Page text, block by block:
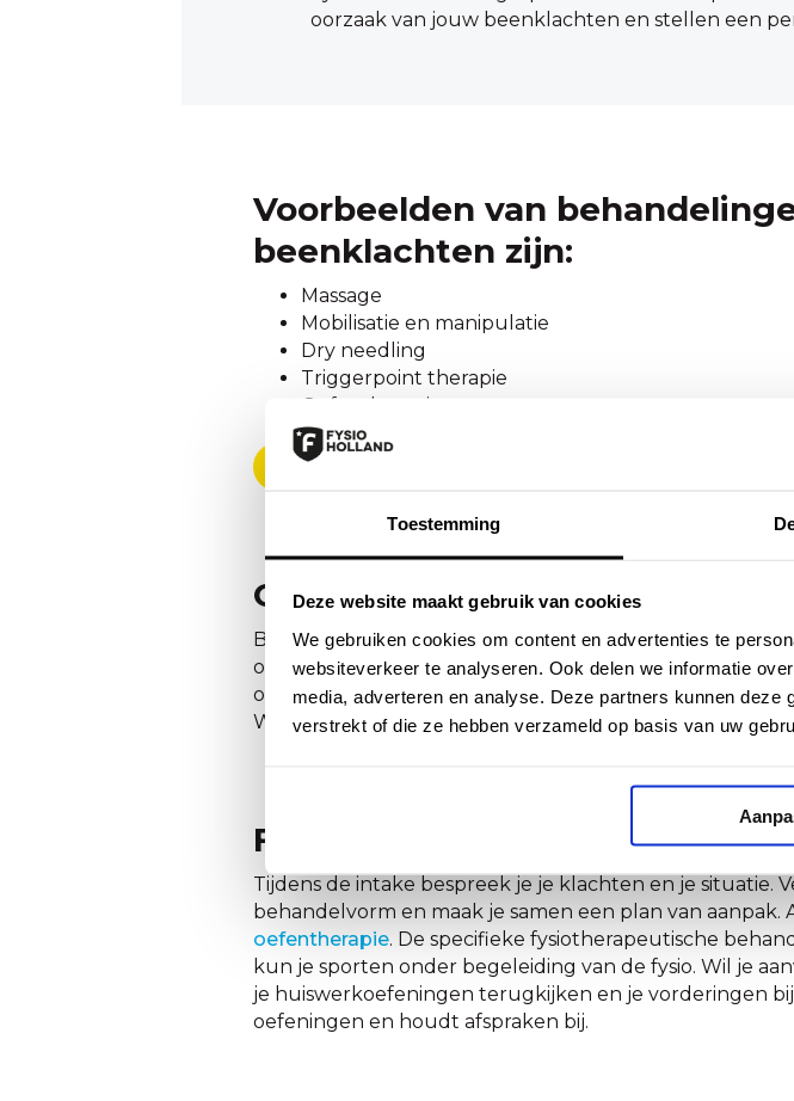
Toestemming
Deze website maakt gebruik van cookies
We gebruiken cookies om content en advertenties te
websiteverkeer te analyseren. Ook delen we informatie
media, adverteren en analyse. Deze partners kunnen
verstrekt of die ze hebben verzameld op basis van uw
oorzaak van jouw beenklachten en stellen een
Voorbeelden van
beenklachten zijn:
Massage
Mobilisatie en manipulatie
Dry needling
Triggerpoint therapie
Oefentherapie
Zoek een praktijk in de buurt
Oorzaken beenklachten
Beenklachten kunnen uiteenlopende oorzaken
overbelasting.Maar ookartroseof aderverkalkingkan
oorzaken zijn van beenklachten, kunnen we zonder je
We raden je aan een afspraak te maken met de
Fysiotherapie bij beenklachten
Tijdens de intake bespreek je je klachten en je situatie.
behandelvorm en maak je samen een plan van
oefentherapie. De specifieke fysiotherapeutische
kun je sporten onder begeleiding van de fysio. Wil je
je huiswerkoefeningen terugkijken en je vorderingen
oefeningen en houdt afspraken bij.